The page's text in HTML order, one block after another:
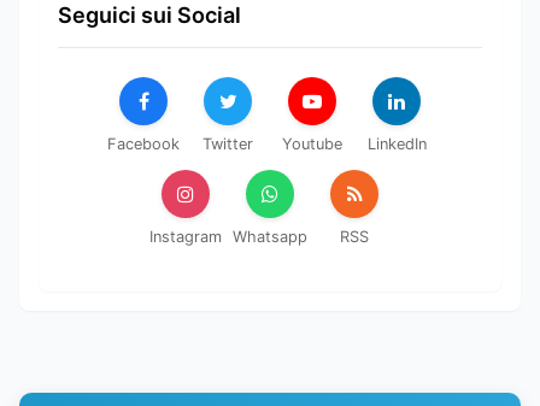
Seguici sui Social
Facebook Twitter Youtube LinkedIn
Instagram Whatsapp RSS